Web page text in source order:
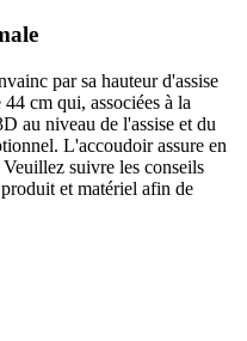
par sa hauteur d'assise
cm qui, associées à la
au niveau de l'assise et du
L'accoudoir assure en
suivre les conseils
et matériel afin de